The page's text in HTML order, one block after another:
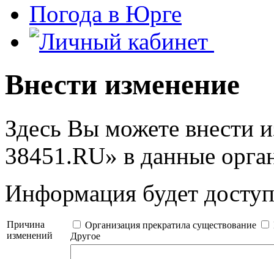
Погода в Юрге
Внести изменение
Здесь Вы можете внести
38451.RU» в данные
Информация будет
Причина
изменений
Организация прекратила существование
Другое